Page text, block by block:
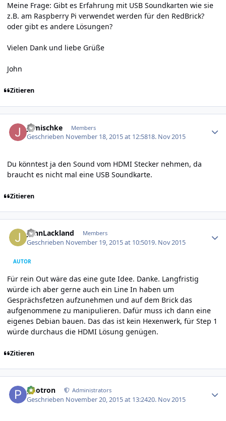
Meine Frage: Gibt es Erfahrung mit USB Soundkarten wie sie
z.B. am Raspberry Pi verwendet werden für den RedBrick?
oder gibt es andere Lösungen?
Vielen Dank und liebe Grüße
John
Zitieren
jgmischke Members
Geschrieben November 18, 2015 at 12:5818. Nov 2015
Du könntest ja den Sound vom HDMI Stecker nehmen, da
braucht es nicht mal eine USB Soundkarte.
Zitieren
JohnLackland Members
Geschrieben November 19, 2015 at 10:5019. Nov 2015
AUTOR
Für rein Out wäre das eine gute Idee. Danke. Langfristig
würde ich aber gerne auch ein Line In haben um
Gesprächsfetzen aufzunehmen und auf dem Brick das
aufgenommene zu manipulieren. Dafür muss ich dann eine
eigenes Debian bauen. Das das ist kein Hexenwerk, für Step 1
würde durchaus die HDMI Lösung genügen.
Zitieren
photron Administrators
Geschrieben November 20, 2015 at 13:2420. Nov 2015